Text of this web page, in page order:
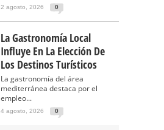
2 agosto, 2026 0
La Gastronomía Local
Influye En La Elección De
Los Destinos Turísticos
La gastronomía del área
mediterránea destaca por el
empleo...
4 agosto, 2026 0